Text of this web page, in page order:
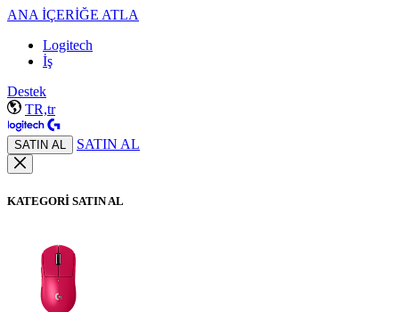
ANA İÇERİĞE ATLA
Logitech
İş
Destek
TR,tr
SATIN AL SATIN AL
KATEGORİ SATIN AL